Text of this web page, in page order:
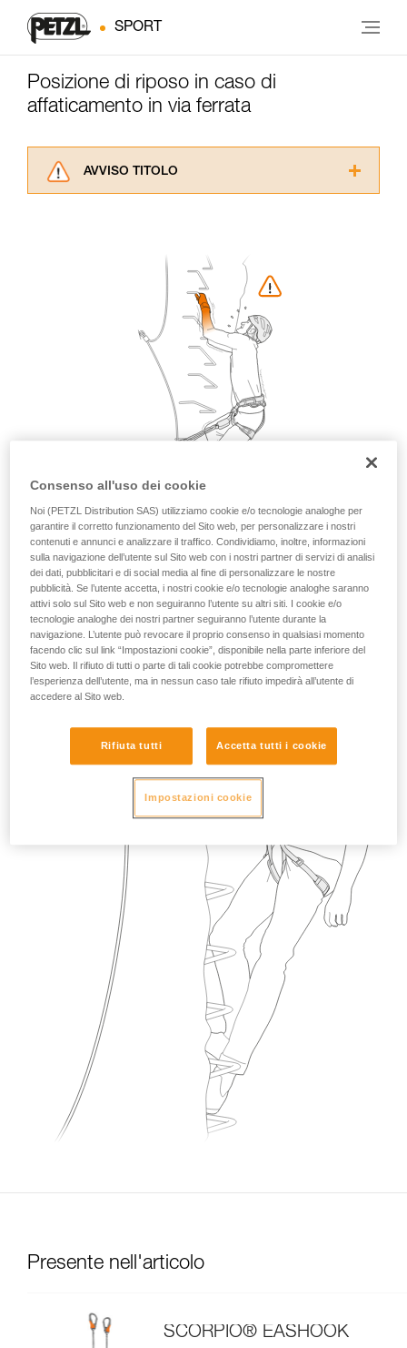
SPORT
Posizione di riposo in caso di
affaticamento in via ferrata
AVVISO TITOLO
informazioni dell’istruzione tecnica per poter
capire queste ulteriori informazioni.
La padronanza di queste tecniche richiede una
formazione ed un addestramento specifico.
Verificate con un professionista la vostra
capacità di rifare la manovra, da soli, in piena
sicurezza, prima di riprodurla autonomamente.
Forniamo esempi di tecniche relative alla vostra
attività. Ne possono esistere altre che non
vengono qui descritte.
Presente nell'articolo
SCORPIO® EASHOOK
Consenso all'uso dei cookie
Noi (PETZL Distribution SAS) utilizziamo cookie e/o tecnologie analoghe per
garantire il corretto funzionamento del Sito web, per personalizzare i nostri
contenuti e annunci e analizzare il traffico. Condividiamo, inoltre, informazioni
sulla navigazione dell’utente sul Sito web con i nostri partner di servizi di analisi
dei dati, pubblicitari e di social media al fine di personalizzare le nostre
pubblicità. Se l’utente accetta, i nostri cookie e/o tecnologie analoghe saranno
attivi solo sul Sito web e non seguiranno l’utente su altri siti. I cookie e/o
tecnologie analoghe dei nostri partner seguiranno l’utente durante la
navigazione. L’utente può revocare il proprio consenso in qualsiasi momento
facendo clic sul link “Impostazioni cookie”, disponibile nella parte inferiore del
Sito web. Il rifiuto di tutti o parte di tali cookie potrebbe compromettere
l’esperienza dell’utente, ma in nessun caso tale rifiuto impedirà all’utente di
accedere al Sito web.
Rifiuta tutti Accetta tutti i cookie
Impostazioni cookie